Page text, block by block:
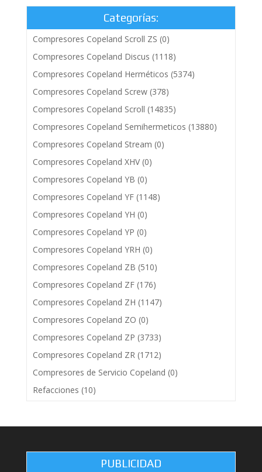
Categorías:
Compresores Copeland Scroll ZS (0)
Compresores Copeland Discus (1118)
Compresores Copeland Herméticos (5374)
Compresores Copeland Screw (378)
Compresores Copeland Scroll (14835)
Compresores Copeland Semihermeticos (13880)
Compresores Copeland Stream (0)
Compresores Copeland XHV (0)
Compresores Copeland YB (0)
Compresores Copeland YF (1148)
Compresores Copeland YH (0)
Compresores Copeland YP (0)
Compresores Copeland YRH (0)
Compresores Copeland ZB (510)
Compresores Copeland ZF (176)
Compresores Copeland ZH (1147)
Compresores Copeland ZO (0)
Compresores Copeland ZP (3733)
Compresores Copeland ZR (1712)
Compresores de Servicio Copeland (0)
Refacciones (10)
PUBLICIDAD